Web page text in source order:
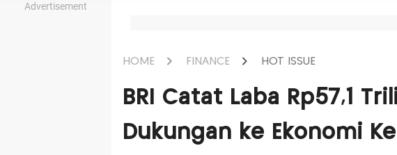
Advertisement
HOME FINANCE HOT ISSUE
BRI Catat Laba Rp57,1
Dukungan ke Ekonomi